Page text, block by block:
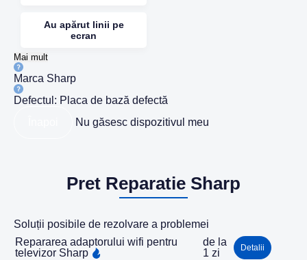
Au apărut linii pe
ecran
Mai mult
Marca Sharp
Defectul: Placa de bază defectă
Nu găsesc dispozitivul meu
Pret Reparatie Sharp
Soluții posibile de rezolvare a problemei
Repararea adaptorului wifi pentru
televizor Sharp
de la
1 zi
Detalii